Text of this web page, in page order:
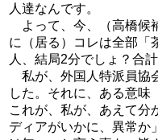
人達なんです。
よって、今、（高橋候
に（居る）コレは全部「
人、結局2分でしょ？合
私が、外国人特派員協
した。それに、ある意味
これが、私が、あえて分
ディアがいかに、異常か